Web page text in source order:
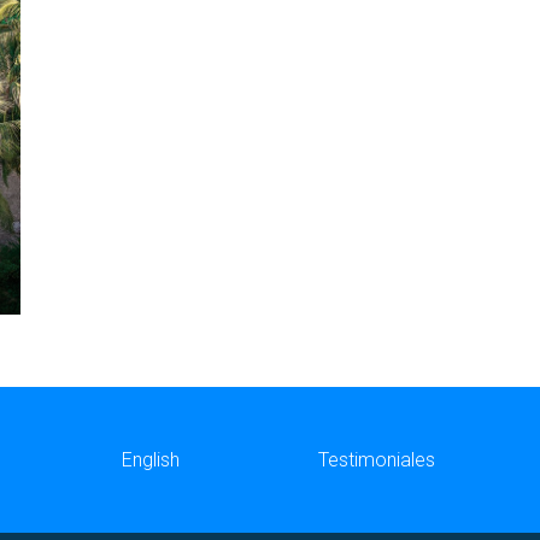
English Testimoniales